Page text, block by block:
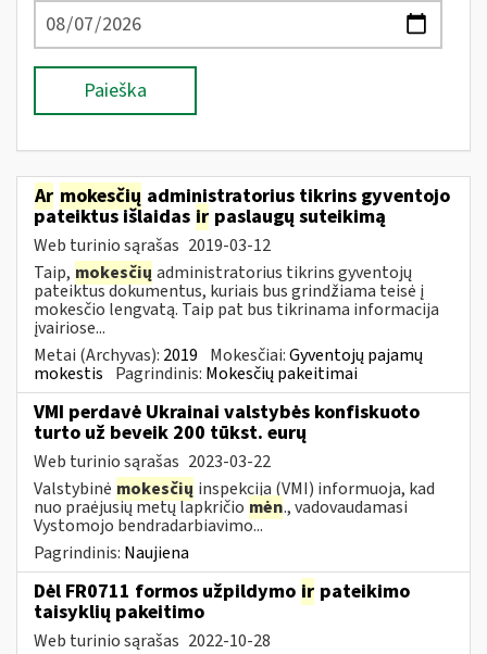
Paieška
Ar mokesčių administratorius tikrins gyventojo
pateiktus išlaidas ir paslaugų suteikimą
Web turinio sąrašas 2019-03-12
Taip, mokesčių administratorius tikrins gyventojų
pateiktus dokumentus, kuriais bus grindžiama teisė į
mokesčio lengvatą. Taip pat bus tikrinama informacija
įvairiose...
Metai (Archyvas): 2019 Mokesčiai:Gyventojų pajamų
mokestis Pagrindinis: Mokesčių pakeitimai
VMI perdavė Ukrainai valstybės konfiskuoto
turto už beveik 200 tūkst. eurų
Web turinio sąrašas 2023-03-22
Valstybinė mokesčių inspekcija (VMI) informuoja, kad
nuo praėjusių metų lapkričio mėn., vadovaudamasi
Vystomojo bendradarbiavimo...
Pagrindinis: Naujiena
Dėl FR0711 formos užpildymo ir pateikimo
taisyklių pakeitimo
Web turinio sąrašas 2022-10-28